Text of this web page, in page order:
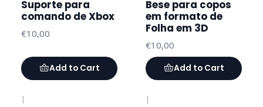
Suporte para
comando de Xbox
€10,00
Add to Cart
Bese para copos
em formato de
Folha em 3D
€10,00
Add to Cart
| |